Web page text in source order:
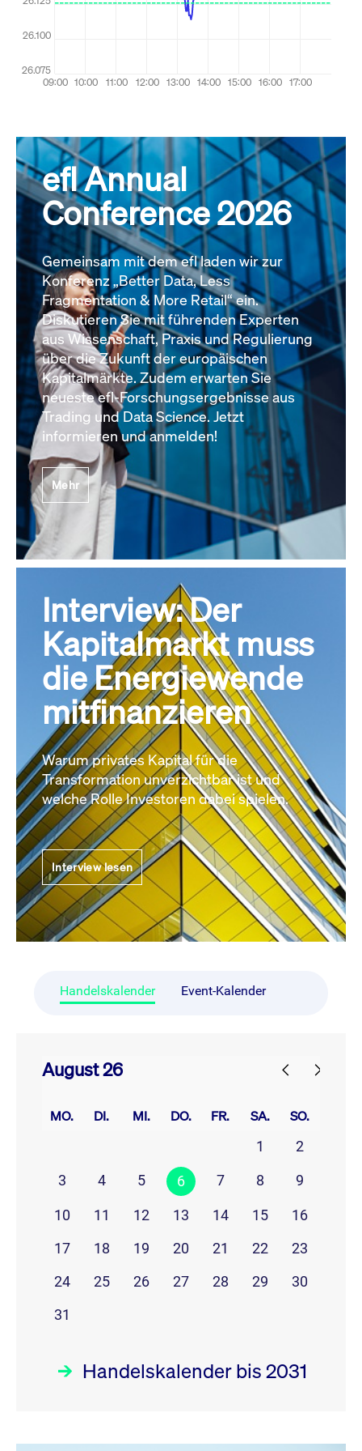
efl Annual
Conference 2026
Gemeinsam mit dem efl laden wir zur
Konferenz „Better Data, Less
Fragmentation & More Retail“ ein.
Diskutieren Sie mit führenden Experten
aus Wissenschaft, Praxis und Regulierung
über die Zukunft der europäischen
Kapitalmärkte. Zudem erwarten Sie
neueste efl-Forschungsergebnisse aus
Trading und Data Science. Jetzt
informieren und anmelden!
Mehr
Interview: Der
Kapitalmarkt muss
die Energiewende
mitfinanzieren
Warum privates Kapital für die
Transformation unverzichtbar ist und
welche Rolle Investoren dabei spielen.
Interview lesen
Handelskalender Event-Kalender
August 26
MO. DI. MI. DO. FR. SA. SO.
1
2
3
4 5 6 7 8 9
10 11 12 13 14 15
16
17
18 19 20 21 22
23
24
25 26 27 28 29
30
31
Handelskalender bis 2031